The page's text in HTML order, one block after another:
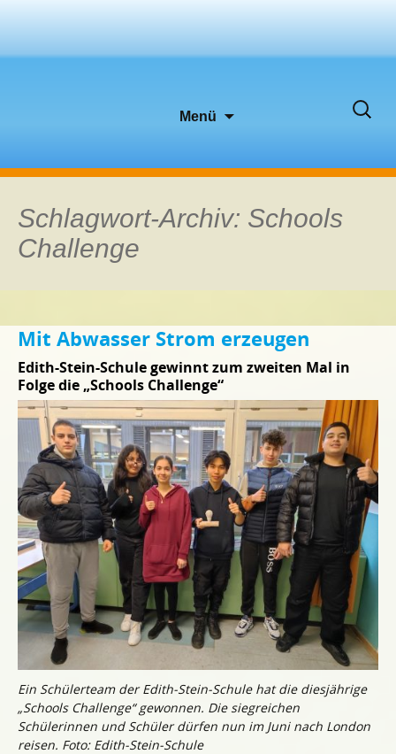
Menü
Suchen
Schlagwort-Archiv: Schools
Challenge
Mit Abwasser Strom erzeugen
Edith-Stein-Schule gewinnt zum zweiten Mal in
Folge die „Schools Challenge“
Ein Schülerteam der Edith-Stein-Schule hat die diesjährige
„Schools Challenge“ gewonnen. Die siegreichen
Schülerinnen und Schüler dürfen nun im Juni nach London
reisen. Foto: Edith-Stein-Schule